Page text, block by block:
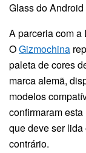
Glass do
A parceria com a
OGizmochina
paleta de cores
marca alemã,
modelos
confirmaram
que deve ser
contrário.